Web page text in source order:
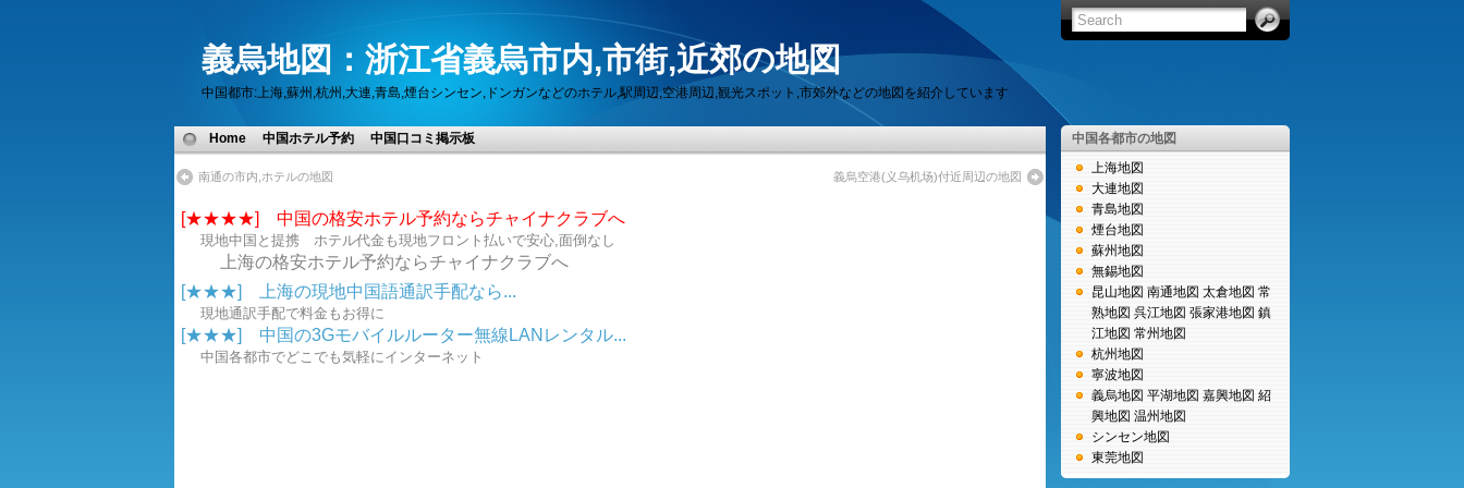
義烏地図：浙江省義烏市内,市街,近郊の地図
中国都市:上海,蘇州,杭州,大連,青島,煙台シンセン,ドンガンなどのホテル,駅周辺,空港周辺,観光スポット,市郊外などの地図を紹介しています
Home 中国ホテル予約 中国口コミ掲示板
南通の市内,ホテルの地図 義烏空港(义乌机场)付近周辺の地図
[★★★★] 中国の格安ホテル予約ならチャイナクラブへ
現地中国と提携 ホテル代金も現地フロント払いで安心,面倒なし
上海の格安ホテル予約ならチャイナクラブへ
[★★★] 上海の現地中国語通訳手配なら...
現地通訳手配で料金もお得に
[★★★] 中国の3Gモバイルルーター無線LANレンタル...
中国各都市でどこでも気軽にインターネット
中国各都市の地図
上海地図
大連地図
青島地図
煙台地図
蘇州地図
無錫地図
昆山地図 南通地図 太倉地図 常
熟地図 呉江地図 張家港地図 鎮
江地図 常州地図
杭州地図
寧波地図
義烏地図 平湖地図 嘉興地図 紹
興地図 温州地図
シンセン地図
東莞地図